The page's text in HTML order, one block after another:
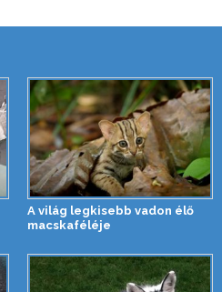
A világ legkisebb vadon élő
macskaféléje